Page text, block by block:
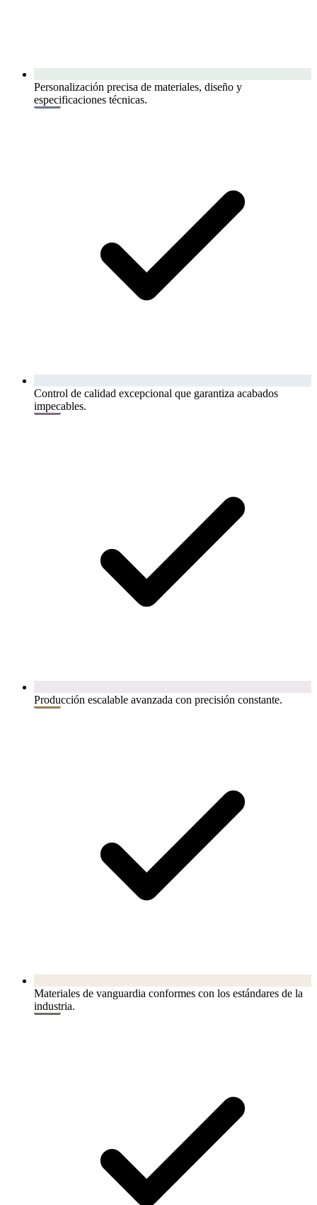
Personalización precisa de materiales, diseño y
especificaciones técnicas.
Control de calidad excepcional que garantiza acabados
impecables.
Producción escalable avanzada con precisión constante.
Materiales de vanguardia conformes con los estándares de la
industria.